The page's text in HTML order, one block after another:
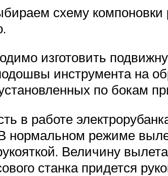
схему
изготовить
инструмента на
по бокам
в работе
нормальном режиме
Величину
станка придется